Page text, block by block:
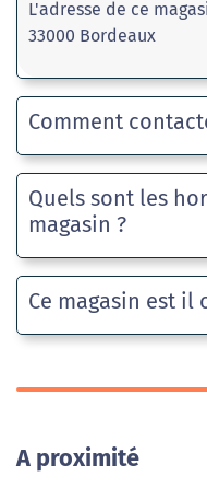
L'adresse de ce
33000 Bordeaux
Comment
Quels sont les
magasin ?
Ce magasin est il
A proximité